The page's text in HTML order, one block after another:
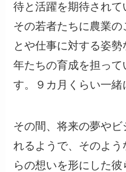
待と活躍を期待されて
その若者たちに農業
とや仕事に対する姿
年たちの育成を担っ
す。９カ月くらい一緒
その間、将来の夢や
れるようで、そのよ
らの想いを形にした